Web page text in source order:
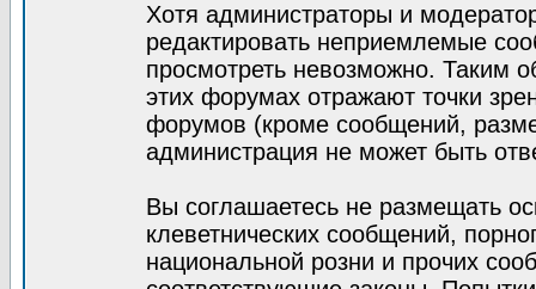
Хотя администраторы и
редактировать неприемлемые
просмотреть невозможно. Таким
этих форумах отражают точки
форумов (кроме сообщений,
администрация не может быть
Вы соглашаетесь не размещать
клеветнических сообщений,
национальной розни и прочих